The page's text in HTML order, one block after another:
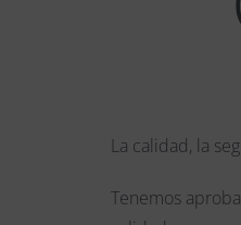
La calidad, la
Tenemos